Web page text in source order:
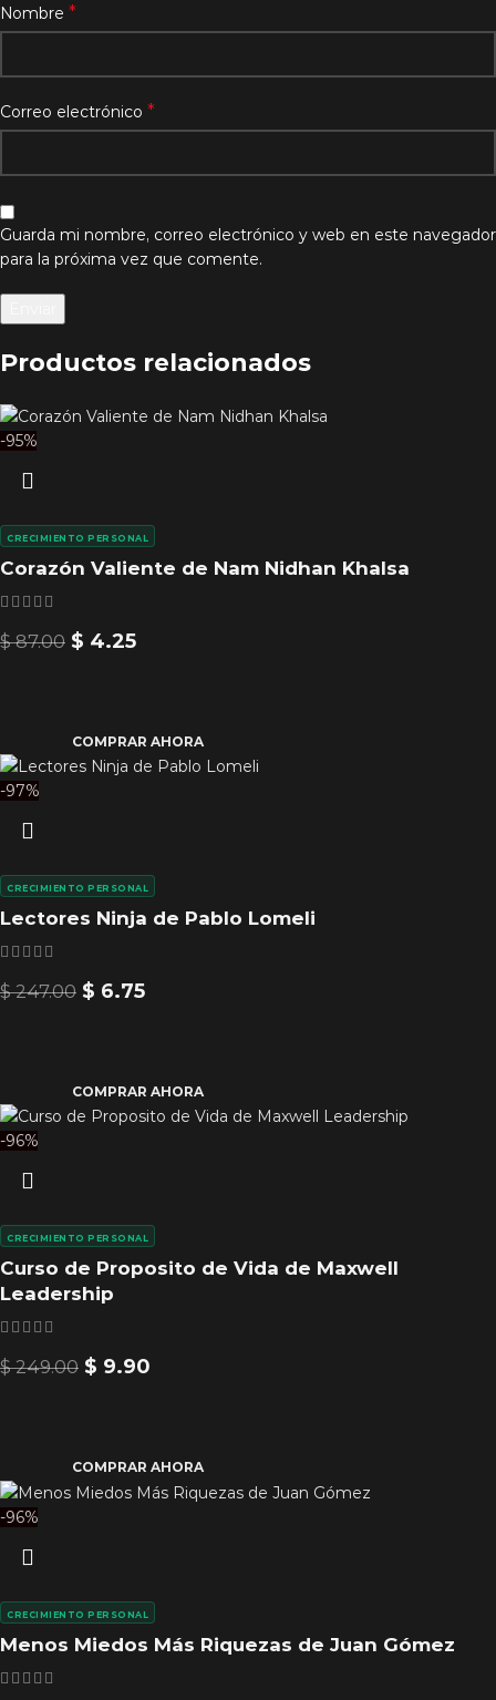
Nombre *
Correo electrónico *
Guarda mi nombre, correo electrónico y web en este navegador
para la próxima vez que comente.
Productos relacionados
-95%
Corazón Valiente de Nam Nidhan Khalsa
CRECIMIENTO PERSONAL
$87.00 $ 4.25
COMPRAR AHORA
-97%
Lectores Ninja de Pablo Lomeli
CRECIMIENTO PERSONAL
$247.00 $ 6.75
COMPRAR AHORA
-96%
Curso de Proposito de Vida de Maxwell
Leadership
CRECIMIENTO PERSONAL
$249.00 $ 9.90
COMPRAR AHORA
-96%
Menos Miedos Más Riquezas de Juan Gómez
CRECIMIENTO PERSONAL